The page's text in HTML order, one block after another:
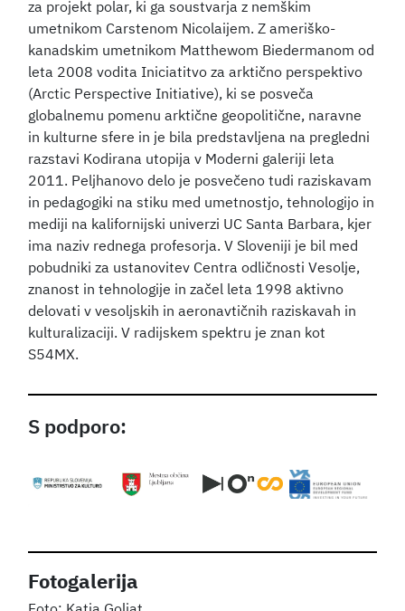
Fotogalerija
za projekt polar, ki ga soustvarja z nemškim
umetnikom Carstenom Nicolaijem. Z ameriško-
kanadskim umetnikom Matthewom Biedermanom od
leta 2008 vodita Iniciatitvo za arktično perspektivo
(Arctic Perspective Initiative), ki se posveča
globalnemu pomenu arktične geopolitične, naravne
in kulturne sfere in je bila predstavljena na pregledni
razstavi Kodirana utopija v Moderni galeriji leta
2011. Peljhanovo delo je posvečeno tudi raziskavam
in pedagogiki na stiku med umetnostjo, tehnologijo in
mediji na kalifornijski univerzi UC Santa Barbara, kjer
ima naziv rednega profesorja. V Sloveniji je bil med
pobudniki za ustanovitev Centra odličnosti Vesolje,
znanost in tehnologije in začel leta 1998 aktivno
delovati v vesoljskih in aeronavtičnih raziskavah in
kulturalizaciji. V radijskem spektru je znan kot
S54MX.
S podporo: